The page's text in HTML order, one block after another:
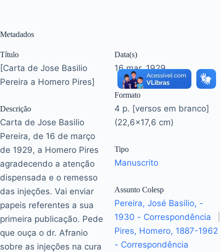
Metadados
Título
[Carta de Jose Basilio
Pereira a Homero Pires]
Descrição
Carta de Jose Basilio
Pereira, de 16 de março
de 1929, a Homero Pires
agradecendo a atenção
dispensada e o remesso
das injeções. Vai enviar
papeis referentes a sua
primeira publicação. Pede
que ouça o dr. Afranio
sobre as injeções na cura
Data(s)
16 mar. 1929
Formato
4 p. [versos em branco]
(22,6x17,6 cm)
Tipo
Manuscrito
Assunto Colesp
Pereira, José Basilio, -
1930 - Correspondência
Pires, Homero, 1887-1962
- Correspondência